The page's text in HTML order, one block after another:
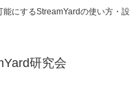
にするStreamYardの使い方・設
研究会